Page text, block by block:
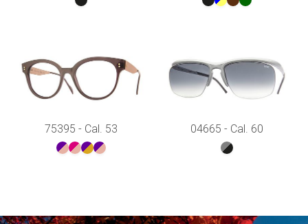
75395 - Cal. 53 04665 - Cal. 60